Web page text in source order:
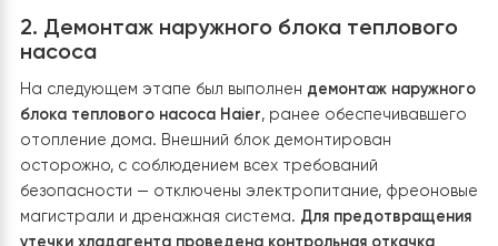
теплообменника, модернизации гидравлической
энергоэффективной работы всей системы